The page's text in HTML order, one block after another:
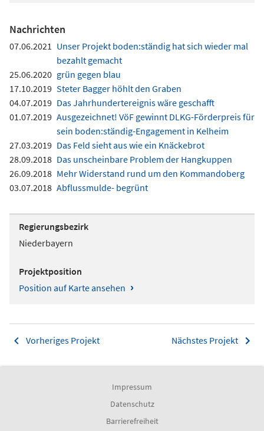
Nachrichten
07.06.2021 Unser Projekt boden:ständig hat sich wieder mal
bezahlt gemacht
25.06.2020 grün gegen blau
17.10.2019 Steter Bagger höhlt den Graben
04.07.2019 Das Jahrhundertereignis wäre geschafft
01.07.2019 Ausgezeichnet! VöF gewinnt DLKG-Förderpreis für
sein boden:ständig-Engagement in Kelheim
27.03.2019 Das Feld sieht aus wie ein Knäckebrot
28.09.2018 Das unscheinbare Problem der Hangkuppen
26.09.2018 Mehr Widerstand rund um den Kommandoberg
03.07.2018 Abflussmulde- begrünt
Regierungsbezirk
Niederbayern
Projektposition
Position auf Karte ansehen ›
Vorheriges Projekt Nächstes Projekt
Impressum
Datenschutz
Barrierefreiheit